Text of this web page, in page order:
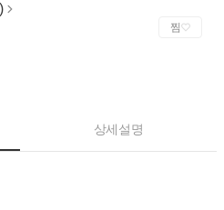
찜
상세설명